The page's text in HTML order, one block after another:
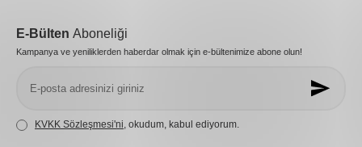
E-Bülten Aboneliği
Kampanya ve yeniliklerden haberdar olmak için e-bültenimize abone olun!
KVKK Sözleşmesi'ni, okudum, kabul ediyorum.